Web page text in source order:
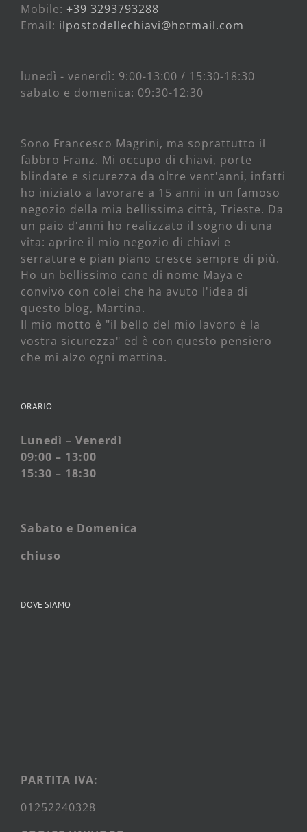
Mobile: +39 3293793288
Email: ilpostodellechiavi@hotmail.com
lunedì - venerdì: 9:00-13:00 / 15:30-18:30
sabato e domenica: 09:30-12:30
Sono Francesco Magrini, ma soprattutto il
fabbro Franz. Mi occupo di chiavi, porte
blindate e sicurezza da oltre vent'anni, infatti
ho iniziato a lavorare a 15 anni in un famoso
negozio della mia bellissima città, Trieste. Da
un paio d'anni ho realizzato il sogno di una
vita: aprire il mio negozio di chiavi e
serrature e pian piano cresce sempre di più.
Ho un bellissimo cane di nome Maya e
convivo con colei che ha avuto l'idea di
questo blog, Martina.
Il mio motto è "il bello del mio lavoro è la
vostra sicurezza" ed è con questo pensiero
che mi alzo ogni mattina.
ORARIO
Lunedì – Venerdì
09:00 – 13:00
15:30 – 18:30
Sabato e Domenica
chiuso
DOVE SIAMO
PARTITA IVA:
01252240328